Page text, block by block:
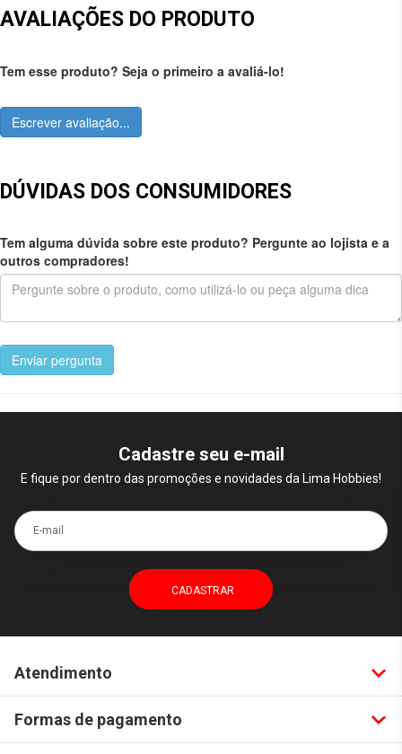
AVALIAÇÕES DO PRODUTO
Tem esse produto? Seja o primeiro a avaliá-lo!
Escrever avaliação...
DÚVIDAS DOS CONSUMIDORES
Tem alguma dúvida sobre este produto? Pergunte ao lojista e a
outros compradores!
Enviar pergunta
Cadastre seu e-mail
E fique por dentro das promoções e novidades da Lima Hobbies!
E-mail
Atendimento
Formas de pagamento